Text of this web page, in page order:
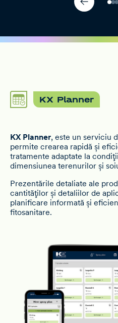
KX Planner
KX Planner, este un serviciu
permite crearea rapidă și
tratamente adaptate la
dimensiunea terenurilor și
Prezentările detaliate ale
cantităților și detaliilor de
planificare informată și
fitosanitare.